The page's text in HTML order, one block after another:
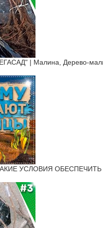
| Малина, Дерево-
УСЛОВИЯ ОБЕСПЕЧИТЬ